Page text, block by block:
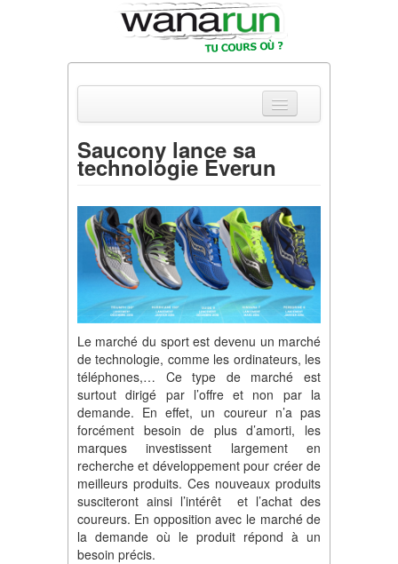
Actualités
Equipements & Tests
Parcours & Courses
Outils & Réseaux
Saucony lance sa
technologie Everun
Le marché du sport est devenu un marché
de technologie, comme les ordinateurs, les
téléphones,… Ce type de marché est
surtout dirigé par l’offre et non par la
demande. En effet, un coureur n’a pas
forcément besoin de plus d’amorti, les
marques investissent largement en
recherche et développement pour créer de
meilleurs produits. Ces nouveaux produits
susciteront ainsi l’intérêt et l’achat des
coureurs. En opposition avec le marché de
la demande où le produit répond à un
besoin précis.